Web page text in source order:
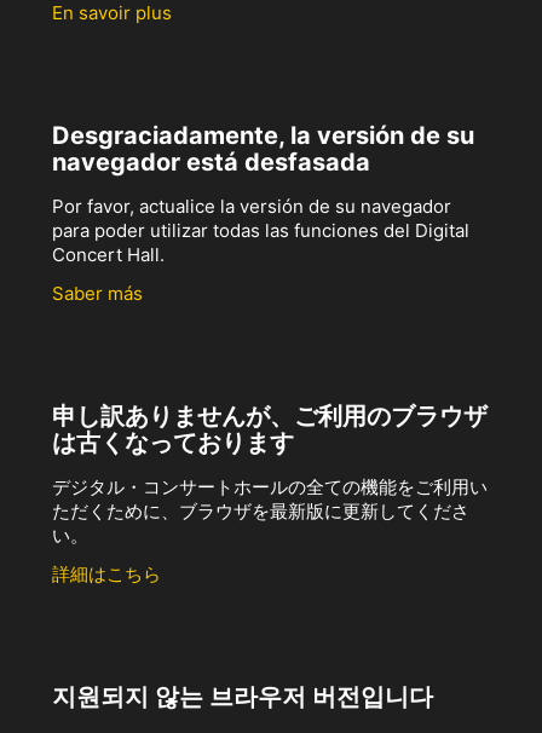
En savoir plus
Desgraciadamente, la versión de su
navegador está desfasada
Por favor, actualice la versión de su navegador
para poder utilizar todas las funciones del Digital
Concert Hall.
Saber más
申し訳ありませんが、ご利用のブラウザ
は古くなっております
デジタル・コンサートホールの全ての機能をご利用い
ただくために、ブラウザを最新版に更新してくださ
い。
詳細はこちら
지원되지 않는 브라우저 버전입니다